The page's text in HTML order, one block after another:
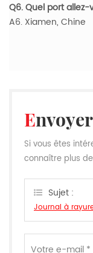
Q6. Quel port
A6. Xiamen, Chine
Si vous êtes
connaître plus
Sujet :
Journal à